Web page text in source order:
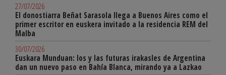
27/07/2026
El donostiarra Beñat Sarasola llega a Buenos Aires como el
primer escritor en euskera invitado a la residencia REM del
Malba
30/07/2026
Euskara Munduan: los y las futuras irakasles de Argentina
dan un nuevo paso en Bahía Blanca, mirando ya a Lazkao